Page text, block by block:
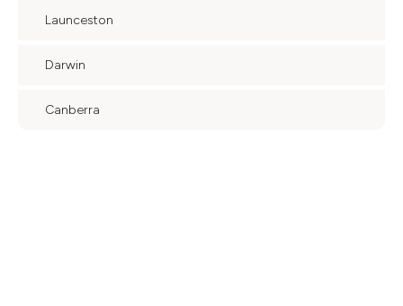
Launceston
Darwin
Canberra